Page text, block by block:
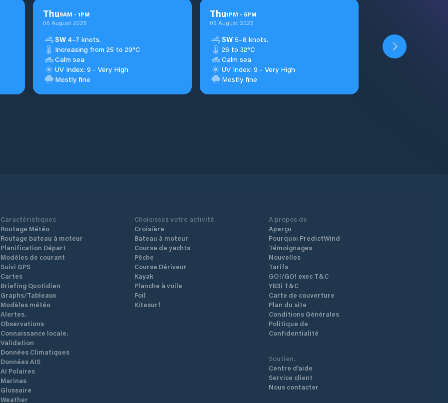
Thu9AM - 1PM
06 August 2026
SW 4–7 knots.
Increasing from 25 to 29°C
Calm sea
UV Index: 9 - Very High
Mostly fine
Thu1PM - 5PM
06 August 2026
SW 5–8 knots.
26 to 32°C
Calm sea
UV Index: 9 - Very High
Mostly fine
Caractéristiques
Routage Météo
Routage bateau à moteur
Planification Départ
Modèles de courant
Suivi GPS
Cartes
Briefing Quotidien
Graphs/Tableaux
Modèles météo
Alertes.
Observations
Connaissance locale.
Validation
Données Climatiques
Données AIS
AI Polaires
Marinas
Glossaire
Weather
Choisissez votre activité
Croisière
Bateau à moteur
Course de yachts
Pêche
Course Dériveur
Kayak
Planche à voile
Foil
Kitesurf
A propos de
Aperçu
Pourquoi PredictWind
Témoignages
Nouvelles
Tarifs
GO!/GO! exec T&C
YB3i T&C
Carte de couverture
Plan du site
Conditions Générales
Politique de
Confidentialité
Soutien.
Centre d’aide
Service client
Nous contacter